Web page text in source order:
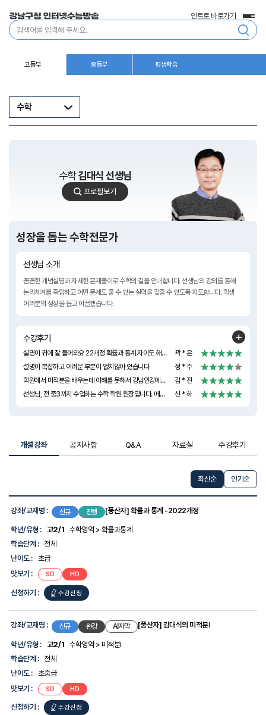
통
합
인트로 바로가기
전
체
메
고등부 중등부 평생학습
수학
수학김대식 선생님
김
대
님
프로필보기
성장을 돕는 수학전문가
선생님 소개
꼼꼼한 개념설명과 자세한 문제풀이로 수학의 길을 안내합니다. 선생님의 강의를 통해
논리체계를 확립하고 어떤 문제도 풀 수 있는 실력을 갖출 수 있도록 지도합니다. 학생
여러분의 성장을 돕고 이끌겠습니다.
수강후기
설명이 귀에 잘 들어와요 22개정 확률과 통계 자이도 해주셨으면 좋겠어용
곽 * 은
설명이 복잡하고 어려운 부분이 없지않아 있습니다
정 * 주
학원에서 미적분을 배우는데 이해를 못해서 강남인강에서 풍산자 강의를 찾다가 선생님 강의를 발견하게 되었어요! 비록 초반부를 수강하고 있지만 정말 이해가 잘되게 설명해주시고 예시를 들어 설명해주셔서 너무 좋아용 바로 영어랑 기호만 가득한 설명보다가 선생님 강의 보니까 이해가 넘나 잘돼요ㅎㅎ그리고 개념을 정말 꼼꼼히 설명해주셔서 너무 좋은거같아요 1학기에는 1등급을 겨우 받았었는데 ㅠ선생님 강의 들으면서 개념 탄탄하게 해서 이번에는 안정적으로 1등급 받고싶어요!! 열심히 해보겠습니다!앞으로도 좋은 강의 찍어주세요 감사합니다!
김 * 진
선생님, 전 중3까지 수업하는 수학 학원 원장입니다. 메가패쓰도 듣고, 유명하다는 강의를 다 들었지만, 선생님만큼 깔끔하고 이해잘되는 강의가 없었습니다. 약간 진지해서 수업이 무겁다는 느낌 빼고, 너무 강의가 이해가 잘되서 선생님 강의로 정착했습니다. 너무 좋습니다. 이제 고등 학생들도 선생님덕에 많이 받을 수 있을 것 같아요 너무나 감사합니다.
신 * 하
개설강좌 공지사항 Q&A 자료실 수강후기
최신순 인기순
좌
록
강
좌/
재
학
형,
습
계,
난
도,
보
강좌/교재명 : 신규 진행 [풍산자] 확률과 통계 -2022개정
학년/유형 : 고2/1 수학영역 > 확률과통계
학습단계 :
전체
난이도 :
초급
맛보기 :
SD HD
신청하기 : 수강신청
강좌/교재명 : 신규 완강 AI자막 [풍산자] 김대식의 미적분Ⅰ
학년/유형 : 고2/1 수학영역 > 미적분I
학습단계 :
전체
난이도 :
초중급
맛보기 :
SD HD
신청하기 : 수강신청